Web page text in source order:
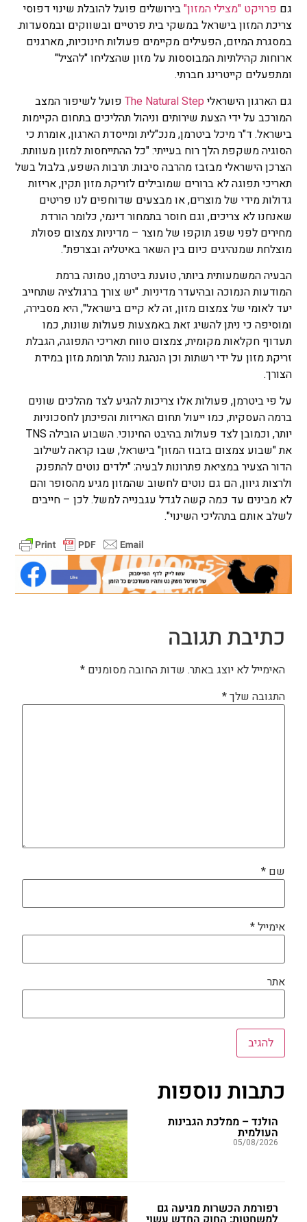
גם פרויקט "מצילי המזון"בירושלים פועל להובלת שינוי דפוסי
צריכת המזון בישראל במשקי בית פרטיים ובשווקים ובמסעדות.
במסגרת המיזם, הפעילים מקיימים פעולות חינוכיות, מארגנים
ארוחות קהילתיות המבוססות על מזון שהצליחו "להציל"
ומתפעלים קייטרינג חברתי.
גם הארגון הישראליThe Natural Stepפועל לשיפור המצב
המורכב על ידי הצעת שירותים וניהול תהליכים בתחום הקיימות
בישראל. ד"ר מיכל ביטרמן, מנכ"לית ומייסדת הארגון, אומרת כי
הסוגיה משקפת הלך רוח בעייתי: "כל ההתייחסות למזון מעוותת.
הצרכן הישראלי מבזבז מהרבה סיבות: תרבות השפע, בלבול בשל
תאריכי תפוגה לא ברורים שמובילים לזריקת מזון תקין, אריזות
גדולות מידי של מוצרים, או מבצעים שדוחפים לנו פריטים
שאנחנו לא צריכים, וגם חוסר בתמחור דינמי, כלומר הורדת
מחירים לפני שפג תוקפו של מוצר – מדיניות צמצום פסולת
מוצלחת שמנהיגים כיום בין השאר באיטליה ובצרפת".
הבעיה המשמעותית ביותר, טוענת ביטרמן, טמונה ברמת
המודעות הנמוכה ובהיעדר מדיניות. "יש צורך ברגולציה שתחייב
יעד לאומי של צמצום מזון, זה לא קיים בישראל", היא מסבירה,
ומוסיפה כי ניתן להשיג זאת באמצעות פעולות שונות, כמו
תעדוף חקלאות מקומית, צמצום טווח תאריכי התפוגה, הגבלת
זריקת מזון על ידי רשתות וכן הנהגת נוהל תרומת מזון במידת
הצורך.
על פי ביטרמן, פעולות אלו צריכות להגיע לצד מהלכים שונים
ברמה העסקית, כמו ייעול תחום האריזות והפיכתן לחסכוניות
יותר, וכמובן לצד פעולות בהיבט החינוכי. השבוע הובילה TNS
את "שבוע צמצום בזבוז המזון" בישראל, שבו קראה לשילוב
הדור הצעיר במציאת פתרונות לבעיה: "ילדים נוטים להתפנק
ולרצות גיוון, הם גם נוטים לחשוב שהמזון מגיע מהסופר והם
לא מבינים עד כמה קשה לגדל עגבנייה למשל. לכן – חייבים
לשלב אותם בתהליכי השינוי".
כתיבת תגובה
האימייל לא יוצג באתר. שדות החובה מסומנים *
התגובה שלך*
שם *
אימייל*
אתר
כתבות נוספות
הולנד – ממלכת הגבינות
העולמית
05/08/2026
רפורמת הכשרות מגיעה גם